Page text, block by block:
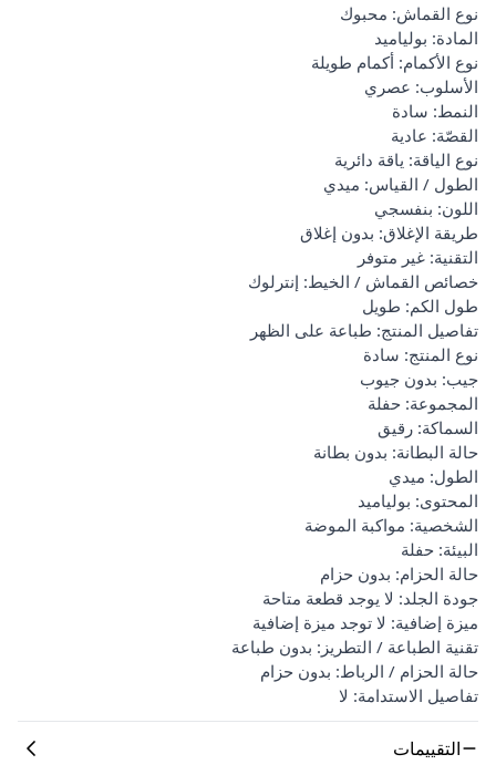
نوع القماش: محبوك
المادة: بولياميد
نوع الأكمام: أكمام طويلة
الأسلوب: عصري
النمط: سادة
القصّة: عادية
نوع الياقة: ياقة دائرية
الطول / القياس: ميدي
اللون: بنفسجي
طريقة الإغلاق: بدون إغلاق
التقنية: غير متوفر
خصائص القماش / الخيط: إنترلوك
طول الكم: طويل
تفاصيل المنتج: طباعة على الظهر
نوع المنتج: سادة
جيب: بدون جيوب
المجموعة: حفلة
السماكة: رقيق
حالة البطانة: بدون بطانة
الطول: ميدي
المحتوى: بولياميد
الشخصية: مواكبة الموضة
البيئة: حفلة
حالة الحزام: بدون حزام
جودة الجلد: لا يوجد قطعة متاحة
ميزة إضافية: لا توجد ميزة إضافية
تقنية الطباعة / التطريز: بدون طباعة
حالة الحزام / الرباط: بدون حزام
تفاصيل الاستدامة: لا
التقييمات